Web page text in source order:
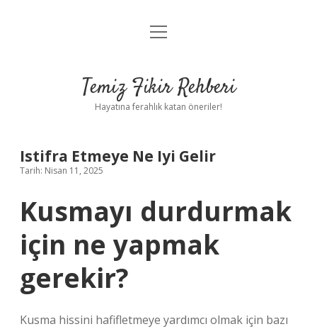
Anasayfa
Yasal Uyarı
menüyü
Temiz Fikir Rehberi
Hayatına ferahlık katan öneriler!
Istifra Etmeye Ne Iyi Gelir
Tarih: Nisan 11, 2025
Kusmayı durdurmak
için ne yapmak
gerekir?
Kusma hissini hafifletmeye yardımcı olmak için bazı